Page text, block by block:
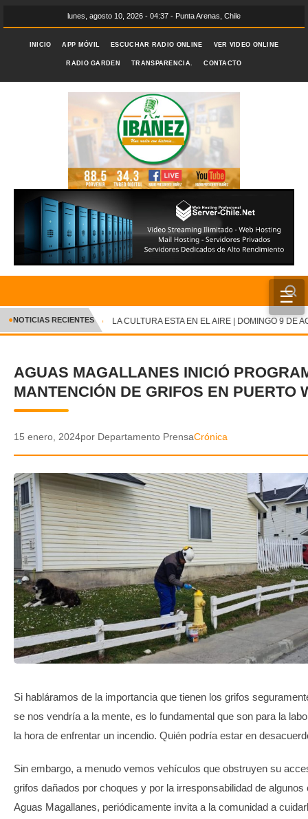
lunes, agosto 10, 2026 - 04:37 - Punta Arenas, Chile
INICIO APP MÓVIL ESCUCHAR RADIO ONLINE VER VIDEO ONLINE
RADIO GARDEN TRANSPARENCIA. CONTACTO
☰
INICIO
CRÓNICA
DEPORTES
POLICIAL
AUDIOS
VIDEOS
GALERIA DE FOTOS
APP MÓVIL
TRANSPARENCIA
✕
●NOTICIAS RECIENTES LA CULTURA ESTA EN EL AIRE | DOMINGO 9 DE
AGUAS MAGALLANES INICIÓ
MANTENCIÓN DE GRIFOS EN PUERTO
15 enero, 2024por Departamento PrensaCrónica
Si habláramos de la importancia que tienen los grifos
se nos vendría a la mente, es lo fundamental que son para la
la hora de enfrentar un incendio. Quién podría estar en
Sin embargo, a menudo vemos vehículos que obstruyen su
grifos dañados por choques y por la irresponsabilidad de algunos
Aguas Magallanes, periódicamente invita a la comunidad a